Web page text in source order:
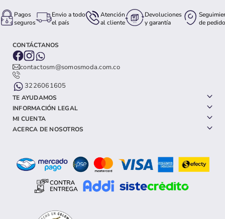
Pagos
seguros
Envio a todo
el país
Atención
al cliente
Devoluciones
y garantía
de pedido
CONTÁCTANOS
contactosm@somosmoda.com.co
3226061605
TE AYUDAMOS
INFORMACIÓN LEGAL
MI CUENTA
ACERCA DE NOSOTROS